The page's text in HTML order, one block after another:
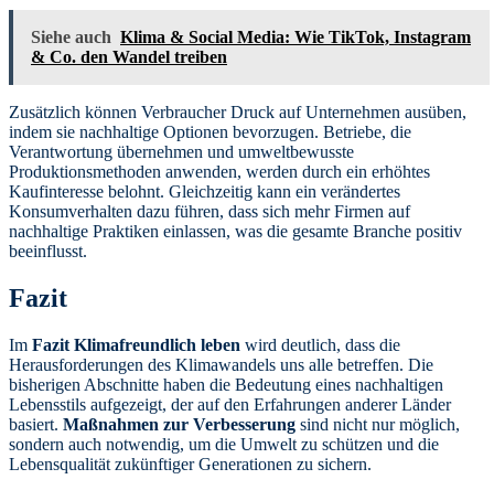
Siehe auch Klima & Social Media: Wie TikTok, Instagram
& Co. den Wandel treiben
Zusätzlich können Verbraucher Druck auf Unternehmen ausüben,
indem sie nachhaltige Optionen bevorzugen. Betriebe, die
Verantwortung übernehmen und umweltbewusste
Produktionsmethoden anwenden, werden durch ein erhöhtes
Kaufinteresse belohnt. Gleichzeitig kann ein verändertes
Konsumverhalten dazu führen, dass sich mehr Firmen auf
nachhaltige Praktiken einlassen, was die gesamte Branche positiv
beeinflusst.
Fazit
Im Fazit Klimafreundlich leben wird deutlich, dass die
Herausforderungen des Klimawandels uns alle betreffen. Die
bisherigen Abschnitte haben die Bedeutung eines nachhaltigen
Lebensstils aufgezeigt, der auf den Erfahrungen anderer Länder
basiert. Maßnahmen zur Verbesserung sind nicht nur möglich,
sondern auch notwendig, um die Umwelt zu schützen und die
Lebensqualität zukünftiger Generationen zu sichern.